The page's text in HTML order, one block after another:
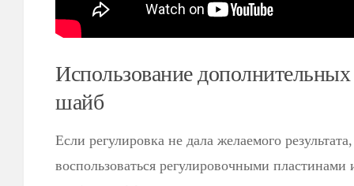
Использование
шайб
Если регулировка не дала желаемого
воспользоваться регулировочными